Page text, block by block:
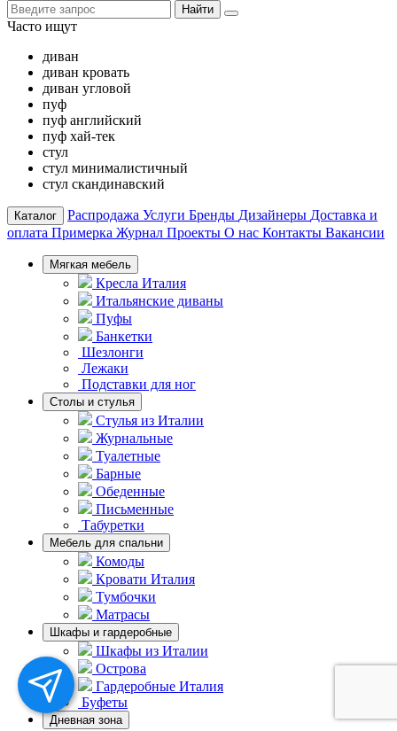
Найти
Часто ищут
диван
диван кровать
диван угловой
пуф
пуф английский
пуф хай-тек
стул
стул минималистичный
стул скандинавский
Каталог Распродажа Услуги Бренды Дизайнеры Доставка и
оплата Примерка Журнал Проекты О нас Контакты Вакансии
Мягкая мебель
Кресла Италия
Итальянские диваны
Пуфы
Банкетки
Шезлонги
Лежаки
Подставки для ног
Столы и стулья
Стулья из Италии
Журнальные
Туалетные
Барные
Обеденные
Письменные
Табуретки
Мебель для спальни
Комоды
Кровати Италия
Тумбочки
Матрасы
Шкафы и гардеробные
Шкафы из Италии
Острова
Гардеробные Италия
Буфеты
Дневная зона